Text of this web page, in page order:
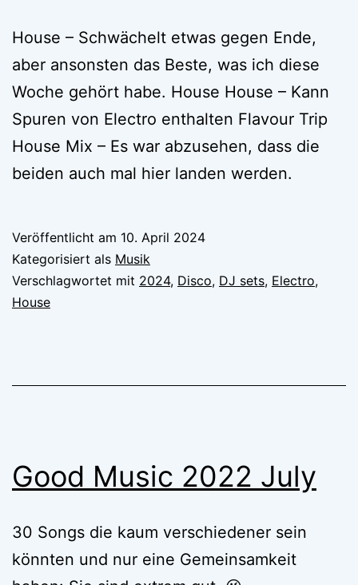
House – Schwächelt etwas gegen Ende,
aber ansonsten das Beste, was ich diese
Woche gehört habe. House House – Kann
Spuren von Electro enthalten Flavour Trip
House Mix – Es war abzusehen, dass die
beiden auch mal hier landen werden.
Veröffentlicht am 10. April 2024
Kategorisiert als Musik
Verschlagwortet mit 2024, Disco, DJ sets, Electro,
House
Good Music 2022 July
30 Songs die kaum verschiedener sein
könnten und nur eine Gemeinsamkeit